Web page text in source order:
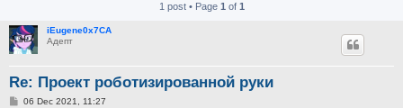
1 post • Page 1 of 1
iEugene0x7CA
Адепт
Re: Проект роботизированной руки
P06 Dec 2021, 11:27